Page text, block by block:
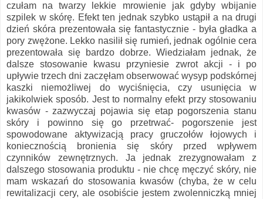
czułam na twarzy lekkie mrowienie jak gdyby wbijanie
szpilek w skórę. Efekt ten jednak szybko ustąpił a na drugi
dzień skóra prezentowała się fantastycznie - była gładka a
pory zwężone. Lekko nasilił się rumień, jednak ogólnie cera
prezentowała się bardzo dobrze. Wiedziałam jednak, że
dalsze stosowanie kwasu przyniesie zwrot akcji - i po
upływie trzech dni zaczęłam obserwować wysyp podskórnej
kaszki niemożliwej do wyciśnięcia, czy usunięcia w
jakikolwiek sposób. Jest to normalny efekt przy stosowaniu
kwasów - zazwyczaj pojawia się etap pogorszenia stanu
skóry i powinno się go przetrwać- pogorszenie jest
spowodowane aktywizacją pracy gruczołów łojowych i
koniecznością bronienia się skóry przed wpływem
czynników zewnętrznych. Ja jednak zrezygnowałam z
dalszego stosowania produktu - nie chcę męczyć skóry, nie
mam wskazań do stosowania kwasów (chyba, że w celu
rewitalizacji cery, ale osobiście jestem zwolenniczką mniej